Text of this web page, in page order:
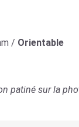
/ Orientable
patiné sur la